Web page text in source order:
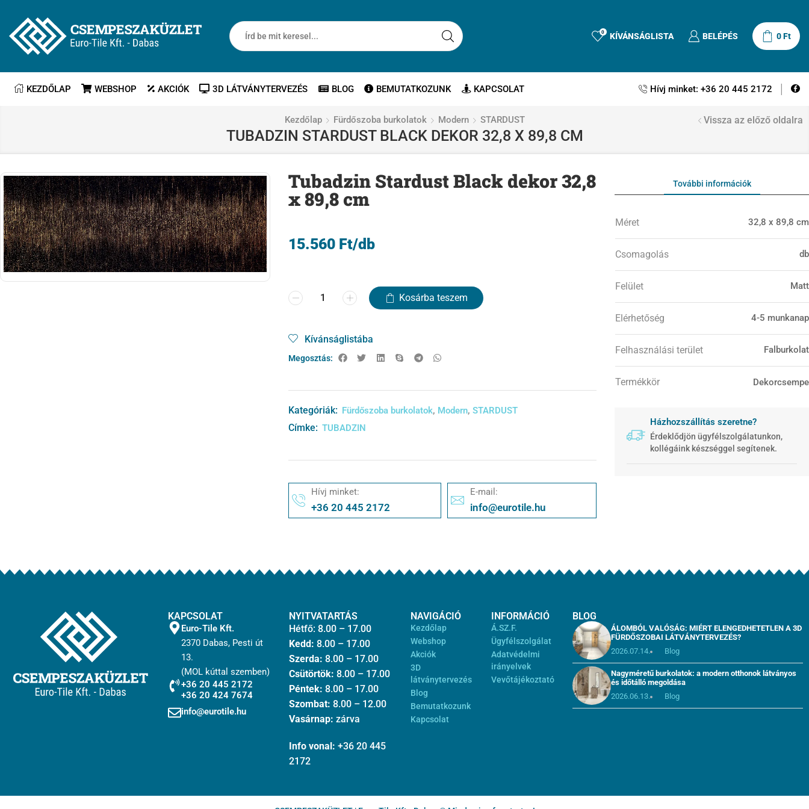
0 KÍVÁNSÁGLISTA BELÉPÉS 0Ft
KEZDŐLAP WEBSHOP AKCIÓK 3D LÁTVÁNYTERVEZÉS BLOG BEMUTATKOZUNK KAPCSOLAT Hívj minket: +36 20 445 2172
Kezdőlap Fürdőszoba burkolatok Modern STARDUST
TUBADZIN STARDUST BLACK DEKOR 32,8 X 89,8 CM
Vissza az előző oldalra
Tubadzin Stardust Black dekor 32,8
x 89,8 cm
15.560 Ft/db
Kosárba teszem
Kívánságlistába
Megosztás:
Kategóriák: Fürdőszoba burkolatok, Modern,STARDUST
Címke: TUBADZIN
Hívj minket:
+36 20 445 2172
E-mail:
info@eurotile.hu
További információk
Méret 32,8 x 89,8 cm
Csomagolás db
Felület Matt
Elérhetőség 4-5 munkanap
Felhasználási terület Falburkolat
Termékkör Dekorcsempe
Házhozszállítás szeretne?
Érdeklődjön ügyfélszolgálatunkon,
kollégáink készséggel segítenek.
KAPCSOLAT
Euro-Tile Kft.
2370 Dabas, Pesti út
13.
(MOL kúttal szemben)
+36 20 445 2172
+36 20 424 7674
info@eurotile.hu
NYITVATARTÁS
Hétfő: 8.00 – 17.00
Kedd: 8.00 – 17.00
Szerda: 8.00 – 17.00
Csütörtök: 8.00 – 17.00
Péntek: 8.00 – 17.00
Szombat: 8.00 – 12.00
Vasárnap: zárva
Info vonal: +36 20 445
2172
NAVIGÁCIÓ
Kezdőlap
Webshop
Akciók
3D
látványtervezés
Blog
Bemutatkozunk
Kapcsolat
INFORMÁCIÓ
Á.SZ.F.
Ügyfélszolgálat
Adatvédelmi
irányelvek
Vevőtájékoztató
BLOG
ÁLOMBÓL VALÓSÁG: MIÉRT ELENGEDHETETLEN A 3D
FÜRDŐSZOBAI LÁTVÁNYTERVEZÉS?
2026.07.14.
Blog
Nagyméretű burkolatok: a modern otthonok látványos
és időtálló megoldása
2026.06.13.
Blog